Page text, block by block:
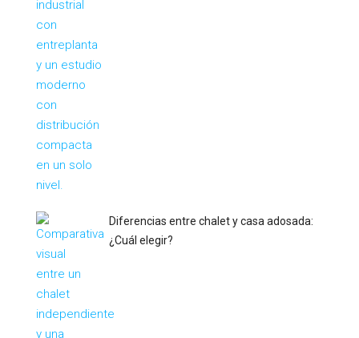
Diferencias entre chalet y casa adosada:
¿Cuál elegir?